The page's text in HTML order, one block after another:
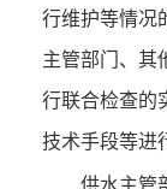
行维护等情况
主管部门、其
行联合检查的
技术手段等进
供水主管